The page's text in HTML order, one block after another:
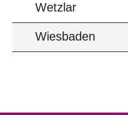
Wetzlar
Wiesbaden